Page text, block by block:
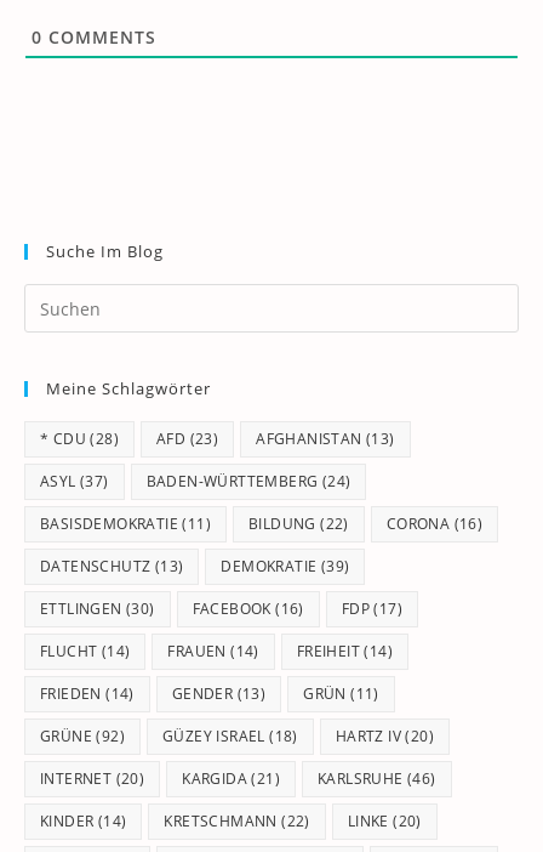
0 COMMENTS
Suche Im Blog
Meine Schlagwörter
* CDU (28) AFD (23) AFGHANISTAN (13)
ASYL (37) BADEN-WÜRTTEMBERG (24)
BASISDEMOKRATIE (11) BILDUNG (22) CORONA (16)
DATENSCHUTZ (13) DEMOKRATIE (39)
ETTLINGEN (30) FACEBOOK (16) FDP(17)
FLUCHT (14) FRAUEN (14) FREIHEIT(14)
FRIEDEN (14) GENDER (13) GRÜN (11)
GRÜNE (92) GÜZEY ISRAEL (18) HARTZ IV(20)
INTERNET (20) KARGIDA(21) KARLSRUHE (46)
KINDER (14) KRETSCHMANN (22) LINKE (20)